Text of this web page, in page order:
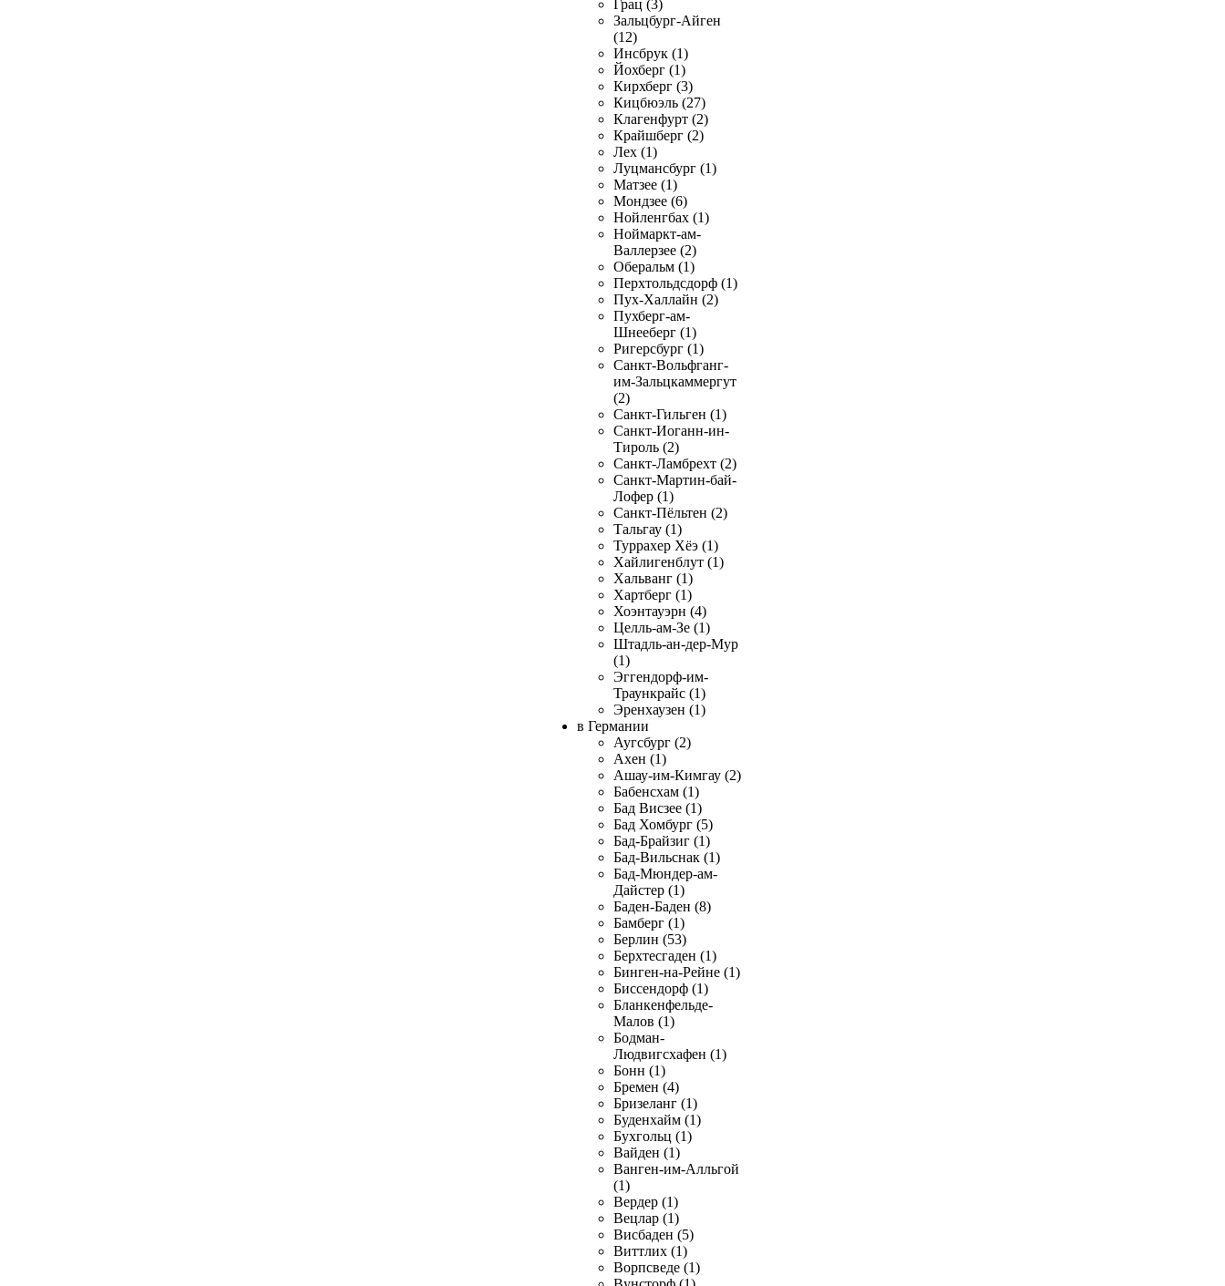
Грац (3)
Зальцбург-Айген
(12)
Инсбрук (1)
Йохберг (1)
Кирхберг (3)
Кицбюэль (27)
Клагенфурт (2)
Крайшберг (2)
Лех (1)
Луцмансбург (1)
Матзее (1)
Мондзее (6)
Нойленгбах (1)
Ноймаркт-ам-
Валлерзее (2)
Оберальм (1)
Перхтольдсдорф (1)
Пух-Халлайн (2)
Пухберг-ам-
Шнееберг (1)
Ригерсбург (1)
Санкт-Вольфганг-
им-Зальцкаммергут
(2)
Санкт-Гильген (1)
Санкт-Иоганн-ин-
Тироль (2)
Санкт-Ламбрехт (2)
Санкт-Мартин-бай-
Лофер (1)
Санкт-Пёльтен (2)
Тальгау (1)
Туррахер Хёэ (1)
Хайлигенблут (1)
Хальванг (1)
Хартберг (1)
Хоэнтауэрн (4)
Целль-ам-Зе (1)
Штадль-ан-дер-Мур
(1)
Эггендорф-им-
Траункрайс (1)
Эренхаузен (1)
в Германии
Аугсбург (2)
Ахен (1)
Ашау-им-Кимгау (2)
Бабенсхам (1)
Бад Висзее (1)
Бад Хомбург (5)
Бад-Брайзиг (1)
Бад-Вильснак (1)
Бад-Мюндер-ам-
Дайстер (1)
Баден-Баден (8)
Бамберг (1)
Берлин (53)
Берхтесгаден (1)
Бинген-на-Рейне (1)
Биссендорф (1)
Бланкенфельде-
Малов (1)
Бодман-
Людвигсхафен (1)
Бонн (1)
Бремен (4)
Бризеланг (1)
Буденхайм (1)
Бухгольц (1)
Вайден (1)
Ванген-им-Алльгой
(1)
Вердер (1)
Вецлар (1)
Висбаден (5)
Виттлих (1)
Ворпсведе (1)